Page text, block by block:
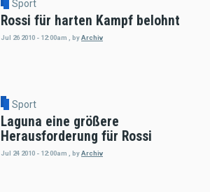
Sport
Rossi für harten Kampf belohnt
Jul 26 2010 - 12:00am , byArchiv
Sport
Laguna eine größere
Herausforderung für Rossi
Jul 24 2010 - 12:00am byArchiv